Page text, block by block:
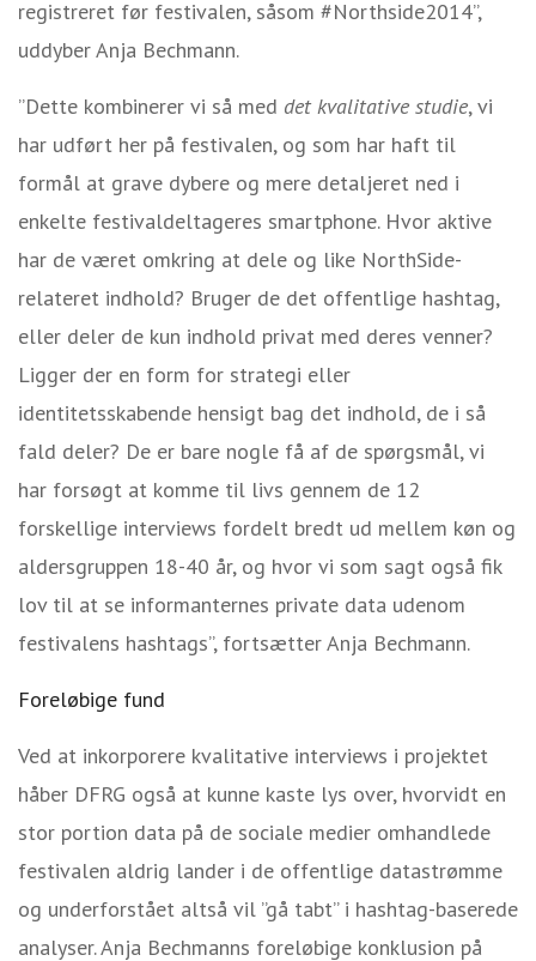
registreret før festivalen, såsom #Northside2014”,
uddyber Anja Bechmann.
”Dette kombinerer vi så med det kvalitative studie, vi
har udført her på festivalen, og som har haft til
formål at grave dybere og mere detaljeret ned i
enkelte festivaldeltageres smartphone. Hvor aktive
har de været omkring at dele og like NorthSide-
relateret indhold? Bruger de det offentlige hashtag,
eller deler de kun indhold privat med deres venner?
Ligger der en form for strategi eller
identitetsskabende hensigt bag det indhold, de i så
fald deler? De er bare nogle få af de spørgsmål, vi
har forsøgt at komme til livs gennem de 12
forskellige interviews fordelt bredt ud mellem køn og
aldersgruppen 18-40 år, og hvor vi som sagt også fik
lov til at se informanternes private data udenom
festivalens hashtags”, fortsætter Anja Bechmann.
Foreløbige fund
Ved at inkorporere kvalitative interviews i projektet
håber DFRG også at kunne kaste lys over, hvorvidt en
stor portion data på de sociale medier omhandlede
festivalen aldrig lander i de offentlige datastrømme
og underforstået altså vil ”gå tabt” i hashtag-baserede
analyser. Anja Bechmanns foreløbige konklusion på